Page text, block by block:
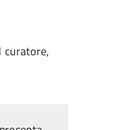
curatore,